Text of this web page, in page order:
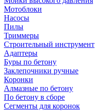
Мотоблоки
Насосы
Пилы
Триммеры
Строительный инструмент
Адаптеры
Буры по бетону
Заклепочники ручные
Коронки
Алмазные по бетону
По бетону в сборе
Сегменты для коронок